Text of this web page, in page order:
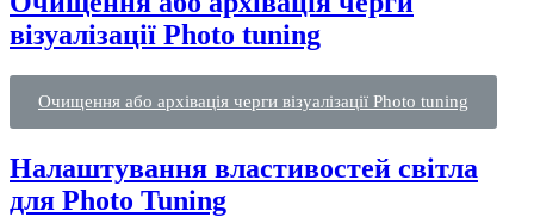
візуалізації Photo tuning
Очищення або архівація черги візуалізації Photo tuning
Налаштування властивостей світла
для Photo Tuning